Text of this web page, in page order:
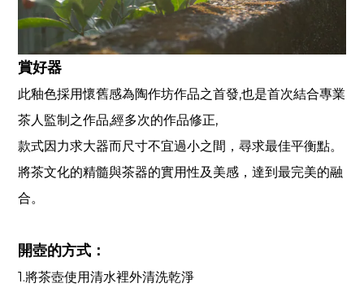
賞好器
此釉色採用懷舊感為陶作坊作品之首發,也是首次結合專業
茶人監制之作品,經多次的作品修正,
款式因力求大器而尺寸不宜過小之間，尋求最佳平衡點。
將茶文化的精髓與茶器的實用性及美感，達到最完美的融
合。
開壺的方式：
1.將茶壺使用清水裡外清洗乾淨